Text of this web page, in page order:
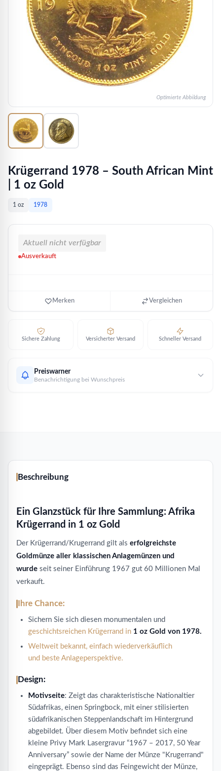
Optimierte Abbildung
Krügerrand 1978 – South African Mint
| 1 oz Gold
1 oz 1978
Aktuell nicht verfügbar
Ausverkauft
Merken Vergleichen
Sichere Zahlung Versicherter Versand Schneller Versand
Preiswarner
Benachrichtigung bei Wunschpreis
Beschreibung
Ein Glanzstück für Ihre Sammlung: Afrika
Krügerrand in 1 oz Gold
Der Krügerrand/Krugerrand gilt als erfolgreichste
Goldmünze aller klassischen Anlagemünzen und
wurde seit seiner Einführung 1967 gut 60 Millionen Mal
verkauft.
Ihre Chance:
Sichern Sie sich diesen monumentalen und
geschichtsreichen Krügerrand in 1 oz Gold von 1978.
Weltweit bekannt, einfach wiederverkäuflich
und beste Anlageperspektive.
Design:
Motivseite: Zeigt das charakteristische Nationaltier
Südafrikas, einen Springbock, mit einer stilisierten
südafrikanischen Steppenlandschaft im Hintergrund
abgebildet. Über diesem Motiv befindet sich eine
kleine Privy Mark Lasergravur “1967 – 2017, 50 Year
Anniversary” sowie der Name der Münze "Krugerrand"
eingeprägt. Ebenso sind das Feingewicht der Münze,